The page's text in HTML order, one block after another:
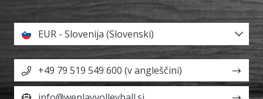
EUR - Slovenija (Slovenski)
+49 79 519 549 600 (v angleščini)